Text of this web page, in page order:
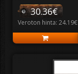
30.36€
Veroton hinta: 24.19€